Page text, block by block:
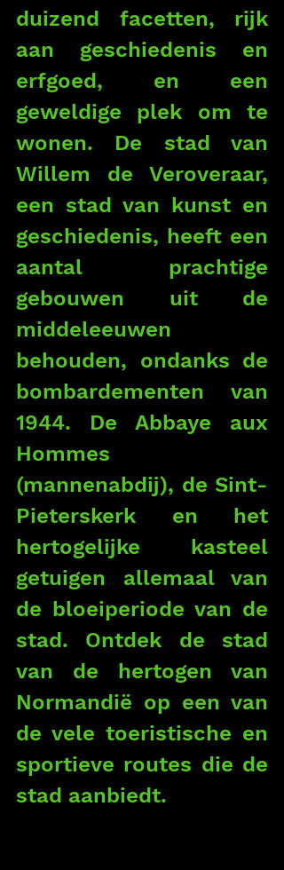
duizend facetten, rijk
aan geschiedenis en
erfgoed, en een
geweldige plek om te
wonen. De stad van
Willem de Veroveraar,
een stad van kunst en
geschiedenis, heeft een
aantal prachtige
gebouwen uit de
middeleeuwen
behouden, ondanks de
bombardementen van
1944. De Abbaye aux
Hommes
(mannenabdij), de Sint-
Pieterskerk en het
hertogelijke kasteel
getuigen allemaal van
de bloeiperiode van de
stad. Ontdek de stad
van de hertogen van
Normandië op een van
de vele toeristische en
sportieve routes die de
stad aanbiedt.